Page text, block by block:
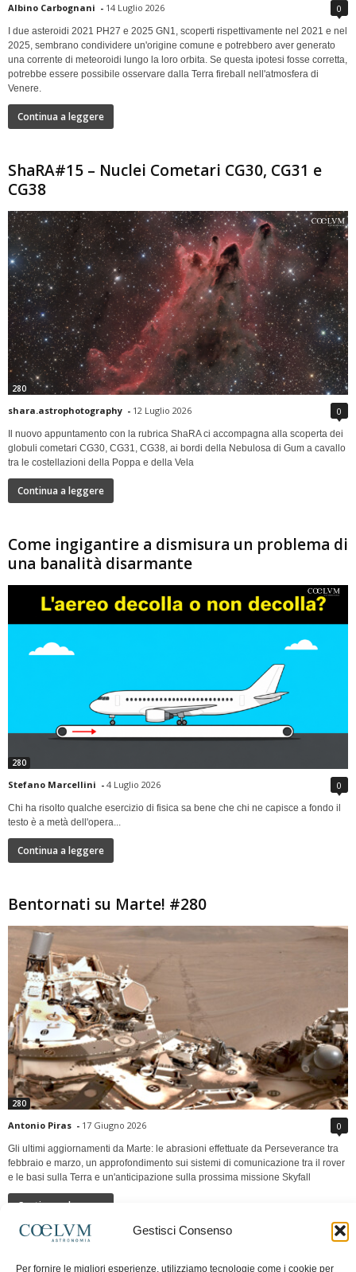
Gestisci Consenso
Per fornire le migliori esperienze, utilizziamo tecnologie come i cookie per
Albino Carbognani - 14 Luglio 2026 0
I due asteroidi 2021 PH27 e 2025 GN1, scoperti rispettivamente nel 2021 e nel
2025, sembrano condividere un'origine comune e potrebbero aver generato
una corrente di meteoroidi lungo la loro orbita. Se questa ipotesi fosse corretta,
potrebbe essere possibile osservare dalla Terra fireball nell'atmosfera di
Venere.
Continua a leggere
ShaRA#15 – Nuclei Cometari CG30, CG31 e
CG38
280
shara.astrophotography - 12 Luglio 2026 0
Il nuovo appuntamento con la rubrica ShaRA ci accompagna alla scoperta dei
globuli cometari CG30, CG31, CG38, ai bordi della Nebulosa di Gum a cavallo
tra le costellazioni della Poppa e della Vela
Continua a leggere
Come ingigantire a dismisura un problema di
una banalità disarmante
280
Stefano Marcellini - 4 Luglio 2026 0
Chi ha risolto qualche esercizio di fisica sa bene che chi ne capisce a fondo il
testo è a metà dell'opera...
Continua a leggere
Bentornati su Marte! #280
280
Antonio Piras - 17 Giugno 2026 0
Gli ultimi aggiornamenti da Marte: le abrasioni effettuate da Perseverance tra
febbraio e marzo, un approfondimento sui sistemi di comunicazione tra il rover
e le basi sulla Terra e un'anticipazione sulla prossima missione Skyfall
Continua a leggere